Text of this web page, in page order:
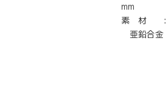
mm
素 材 :
亜鉛合金